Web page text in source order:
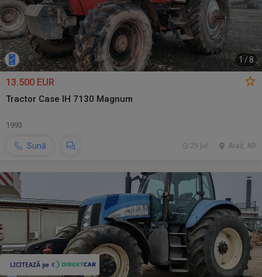
1/8
13.500 EUR
Tractor Case IH 7130 Magnum
1993
Sună Arad, AR
29 jul.